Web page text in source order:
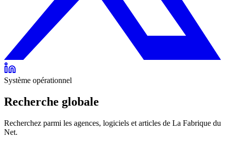
Système opérationnel
Recherche globale
Recherchez parmi les agences, logiciels et articles de La Fabrique du
Net.